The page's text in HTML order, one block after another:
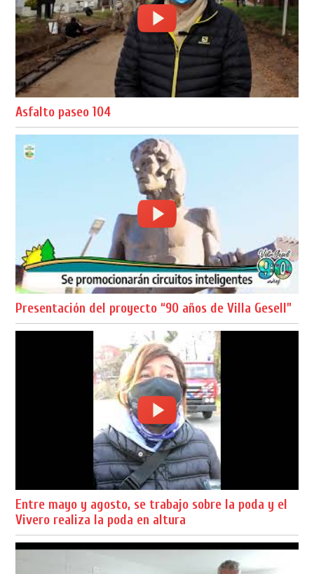
Asfalto paseo 104
Presentación del proyecto “90 años de Villa Gesell”
Entre mayo y agosto, se trabajo sobre la poda y el
Vivero realiza la poda en altura